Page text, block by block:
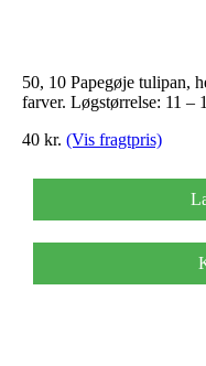
50, 10 Papegøje tulipan,
farver. Løgstørrelse: 11 –
40 kr. (Vis fragtpris)